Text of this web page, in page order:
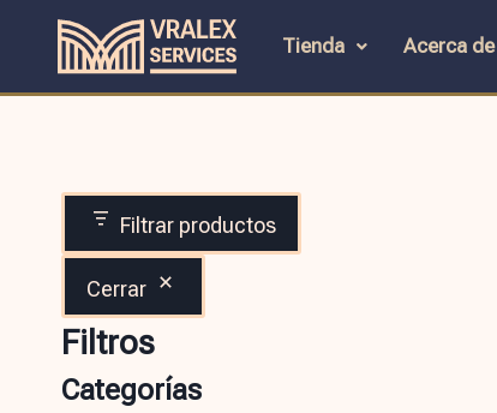
Tienda Acerca de
Filtrar productos
Cerrar
Filtros
Categorías